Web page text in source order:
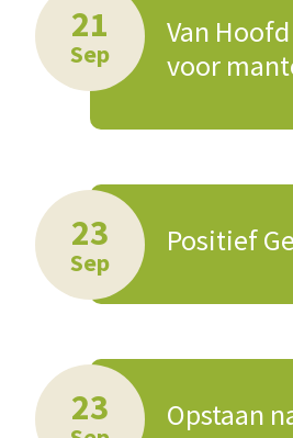
21
Sep
Van
voor
23
Sep
Positief
23
Opstaan